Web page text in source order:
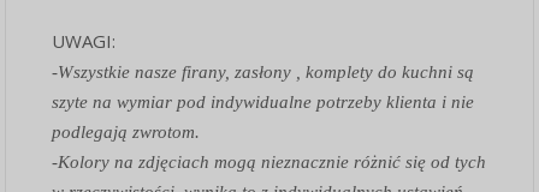
UWAGI:
-Wszystkie nasze firany, zasłony , komplety do kuchni są
szyte na wymiar pod indywidualne potrzeby klienta i nie
podlegają zwrotom.
-Kolory na zdjęciach mogą nieznacznie różnić się od tych